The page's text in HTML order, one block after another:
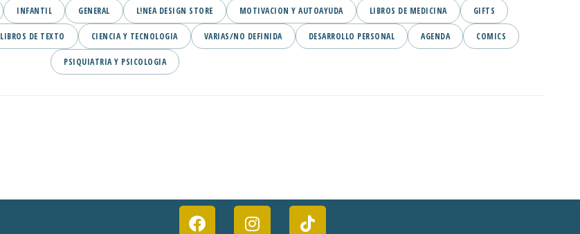
INFANTIL GENERAL L!NEA DESIGN STORE MOTIVACION Y AUTOAYUDA LIBROS DE MEDICINA GIFTS
LIBROS DE TEXTO CIENCIA Y TECNOLOGIA VARIAS/NO DEFINIDA DESARROLLO PERSONAL AGENDA COMICS
PSIQUIATRIA Y PSICOLOGIA